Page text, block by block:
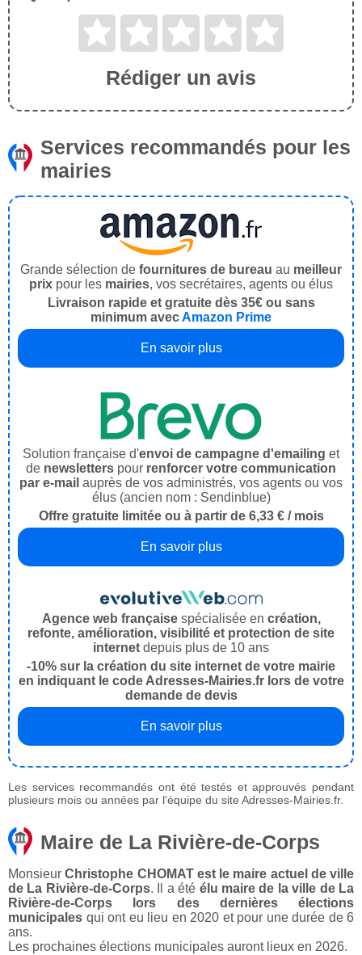
Rédiger un avis
Services recommandés pour les
mairies
Grande sélection de fournitures de bureau au meilleur
prix pour les mairies, vos secrétaires, agents ou élus
Livraison rapide et gratuite dès 35€ ou sans
minimum avecAmazon Prime
En savoir plus
Solution française d'envoi de campagne d'emailing et
de newsletters pour renforcer votre communication
par e-mail auprès de vos administrés, vos agents ou vos
élus (ancien nom : Sendinblue)
Offre gratuite limitée ou à partir de 6,33 € / mois
En savoir plus
Agence web françaisespécialisée en création,
refonte, amélioration, visibilité et protection de site
internet depuis plus de 10 ans
-10% sur la création du site internet de votre mairie
en indiquant le code Adresses-Mairies.fr lors de votre
demande de devis
En savoir plus
Les services recommandés ont été testés et approuvés pendant
plusieurs mois ou années par l'équipe du site Adresses-Mairies.fr.
Maire de La Rivière-de-Corps
MonsieurChristophe CHOMAT est le maire actuel de ville
de La Rivière-de-Corps. Il a été élu maire de la ville de La
Rivière-de-Corps lors des dernières élections
municipales qui ont eu lieu en 2020 et pour une durée de 6
ans.
Les prochaines élections municipales auront lieux en 2026.